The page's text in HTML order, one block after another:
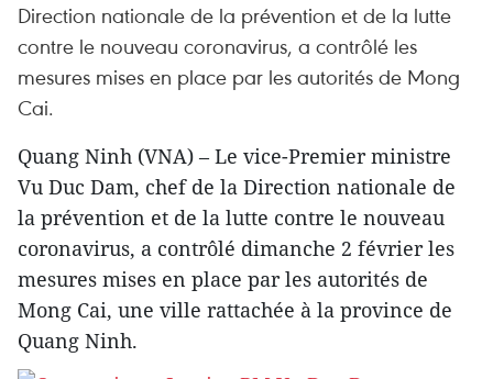
Direction nationale de la prévention et de la lutte
contre le nouveau coronavirus, a contrôlé les
mesures mises en place par les autorités de Mong
Cai.
Quang Ninh (VNA) – Le vice-Premier ministre
Vu Duc Dam, chef de la Direction nationale de
la prévention et de la lutte contre le nouveau
coronavirus, a contrôlé dimanche 2 février les
mesures mises en place par les autorités de
Mong Cai, une ville rattachée à la province de
Quang Ninh.